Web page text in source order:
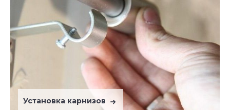
Установка карнизов